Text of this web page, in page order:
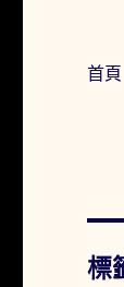
首頁
標